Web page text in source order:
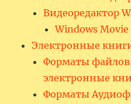
Видеоредактор
Windows
Электронные
Форматы
электронные
Форматы